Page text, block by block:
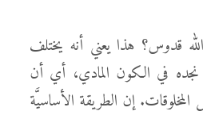
قدوس؟ هذا يعني أنه يختلف
في الكون المادي، أي أن
إن الطريقة الأساسيَّة